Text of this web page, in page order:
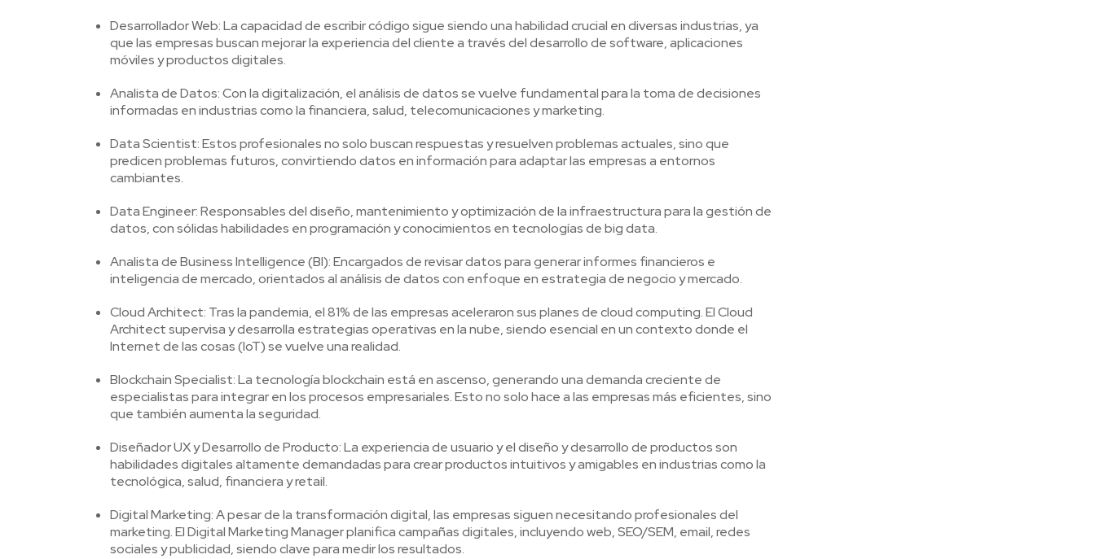
Desarrollador Web: La capacidad de escribir código sigue siendo una habilidad crucial en diversas industrias, ya
que las empresas buscan mejorar la experiencia del cliente a través del desarrollo de software, aplicaciones
móviles y productos digitales.
Analista de Datos: Con la digitalización, el análisis de datos se vuelve fundamental para la toma de decisiones
informadas en industrias como la financiera, salud, telecomunicaciones y marketing.
Data Scientist: Estos profesionales no solo buscan respuestas y resuelven problemas actuales, sino que
predicen problemas futuros, convirtiendo datos en información para adaptar las empresas a entornos
cambiantes.
Data Engineer: Responsables del diseño, mantenimiento y optimización de la infraestructura para la gestión de
datos, con sólidas habilidades en programación y conocimientos en tecnologías de big data.
Analista de Business Intelligence (BI): Encargados de revisar datos para generar informes financieros e
inteligencia de mercado, orientados al análisis de datos con enfoque en estrategia de negocio y mercado.
Cloud Architect: Tras la pandemia, el 81% de las empresas aceleraron sus planes de cloud computing. El Cloud
Architect supervisa y desarrolla estrategias operativas en la nube, siendo esencial en un contexto donde el
Internet de las cosas (IoT) se vuelve una realidad.
Blockchain Specialist: La tecnología blockchain está en ascenso, generando una demanda creciente de
especialistas para integrar en los procesos empresariales. Esto no solo hace a las empresas más eficientes, sino
que también aumenta la seguridad.
Diseñador UX y Desarrollo de Producto: La experiencia de usuario y el diseño y desarrollo de productos son
habilidades digitales altamente demandadas para crear productos intuitivos y amigables en industrias como la
tecnológica, salud, financiera y retail.
Digital Marketing: A pesar de la transformación digital, las empresas siguen necesitando profesionales del
marketing. El Digital Marketing Manager planifica campañas digitales, incluyendo web, SEO/SEM, email, redes
sociales y publicidad, siendo clave para medir los resultados.